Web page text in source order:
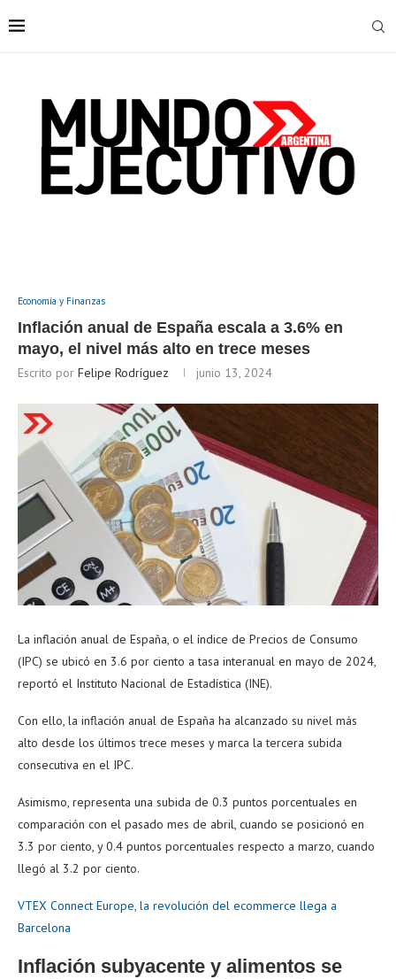
Economía y Finanzas
Inflación anual de España escala a 3.6% en
mayo, el nivel más alto en trece meses
Escrito por Felipe Rodríguez junio 13, 2024
La inflación anual de España, o el índice de Precios de Consumo
(IPC) se ubicó en 3.6 por ciento a tasa interanual en mayo de 2024,
reportó el Instituto Nacional de Estadística (INE).
Con ello, la inflación anual de España ha alcanzado su nivel más
alto desde los últimos trece meses y marca la tercera subida
consecutiva en el IPC.
Asimismo, representa una subida de 0.3 puntos porcentuales en
comparación con el pasado mes de abril, cuando se posicionó en
3.3 por ciento, y 0.4 puntos porcentuales respecto a marzo, cuando
llegó al 3.2 por ciento.
VTEX Connect Europe, la revolución del ecommerce llega a
Barcelona
Inflación subyacente y alimentos se